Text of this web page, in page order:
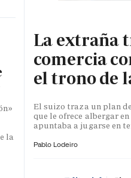
la
La extraña
comercia
el trono de
El suizo traza un plan
que le ofrece albergar
apuntaba a jugarse en
Pablo Lodeiro